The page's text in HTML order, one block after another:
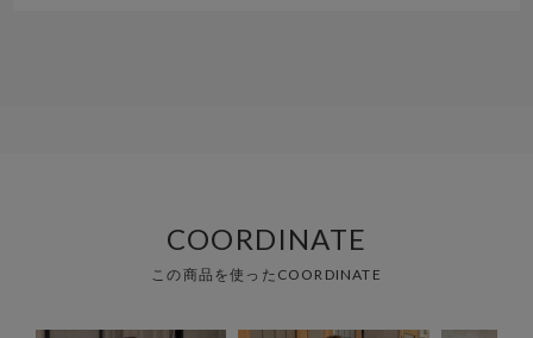
COORDINATE
この商品を使ったCOORDINATE